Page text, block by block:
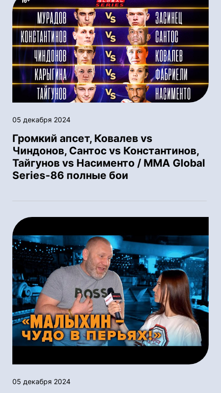
05 декабря 2024
Громкий апсет, Ковалев vs
Чиндонов, Сантос vs Константинов,
Тайгунов vs Насименто / MMA Global
Series-86 полные бои
05 декабря 2024